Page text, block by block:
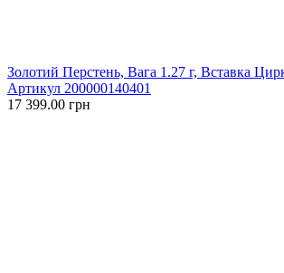
Золотий Перстень, Вага 1.27 г, Вставка
Артикул 200000140401
17 399.00 грн